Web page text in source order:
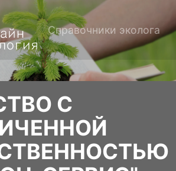
Справочники эколога
С